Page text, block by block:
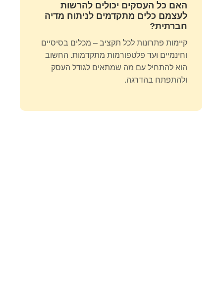
האם כל העסקים יכולים להרשות
לעצמם כלים מתקדמים לניתוח מדיה
חברתית?
קיימות פתרונות לכל תקציב – מכלים בסיסיים
וחינמיים ועד פלטפורמות מתקדמות. החשוב
הוא להתחיל עם מה שמתאים לגודל העסק
ולהתפתח בהדרגה.